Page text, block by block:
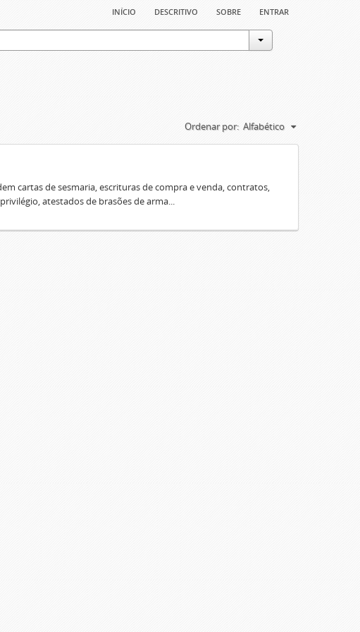
início descritivo sobre entrar
Ordenar por: Alfabético
cartas de sesmaria, escrituras de compra e venda, contratos,
atestados de brasões de arma...